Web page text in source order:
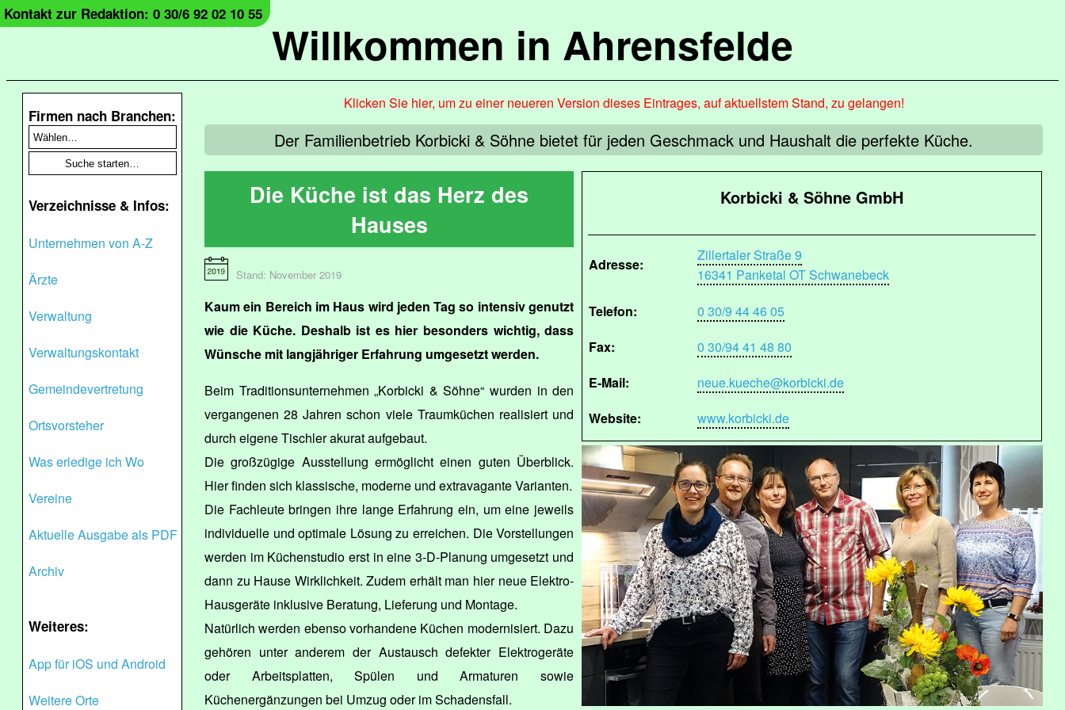
Willkommen in Ahrensfelde
Kontakt zur Redaktion: 0 30/6 92 02 10 55
Firmen nach Branchen:
Verzeichnisse & Infos:
Unternehmen von A-Z
Ärzte
Verwaltung
Verwaltungskontakt
Gemeindevertretung
Ortsvorsteher
Was erledige ich Wo
Vereine
Aktuelle Ausgabe als PDF
Archiv
Weiteres:
App für iOS und Android
Weitere Orte
Klicken Sie hier, um zu einer neueren Version dieses Eintrages, auf aktuellstem Stand, zu gelangen!
Der Familienbetrieb Korbicki & Söhne bietet für jeden Geschmack und Haushalt die perfekte Küche.
Korbicki & Söhne GmbH
Adresse:
Zillertaler Straße 9
16341 Panketal OT Schwanebeck
Telefon:
0 30/9 44 46 05
Fax:
0 30/94 41 48 80
E-Mail:
neue.kueche@korbicki.de
Website:
www.korbicki.de
Die Küche ist das Herz des
Hauses
Stand: November 2019
Kaum ein Bereich im Haus wird jeden Tag so intensiv genutzt
wie die Küche. Deshalb ist es hier besonders wichtig, dass
Wünsche mit langjähriger Erfahrung umgesetzt werden.
Beim Traditionsunternehmen „Korbicki & Söhne“ wurden in den
vergangenen 28 Jahren schon viele Traumküchen realisiert und
durch eigene Tischler akurat aufgebaut.
Die großzügige Ausstellung ermöglicht einen guten Überblick.
Hier finden sich klassische, moderne und extravagante Varianten.
Die Fachleute bringen ihre lange Erfahrung ein, um eine jeweils
individuelle und optimale Lösung zu erreichen. Die Vorstellungen
werden im Küchenstudio erst in eine 3-D-Planung umgesetzt und
dann zu Hause Wirklichkeit. Zudem erhält man hier neue Elektro-
Hausgeräte inklusive Beratung, Lieferung und Montage.
Natürlich werden ebenso vorhandene Küchen modernisiert. Dazu
gehören unter anderem der Austausch defekter Elektrogeräte
oder Arbeitsplatten, Spülen und Armaturen sowie
Küchenergänzungen bei Umzug oder im Schadensfall.